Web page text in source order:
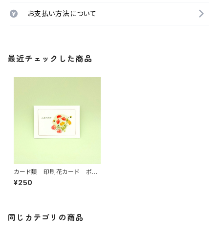
お支払い方法について
最近チェックした商品
カード類 印刷花カード ポピ
ー
¥250
同じカテゴリの商品